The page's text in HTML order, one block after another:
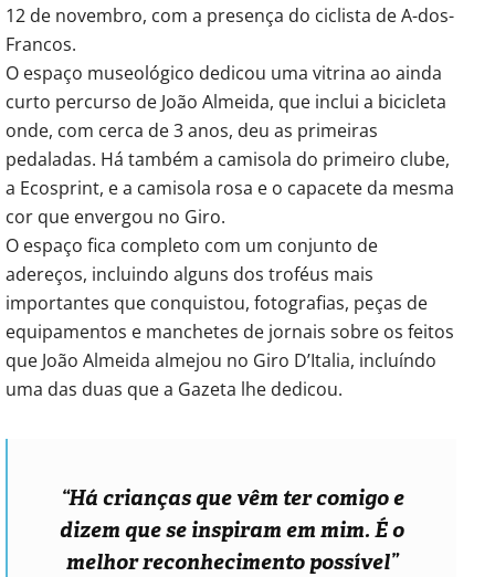
12 de novembro, com a presença do ciclista de A-dos-
Francos.
O espaço museológico dedicou uma vitrina ao ainda
curto percurso de João Almeida, que inclui a bicicleta
onde, com cerca de 3 anos, deu as primeiras
pedaladas. Há também a camisola do primeiro clube,
a Ecosprint, e a camisola rosa e o capacete da mesma
cor que envergou no Giro.
O espaço fica completo com um conjunto de
adereços, incluindo alguns dos troféus mais
importantes que conquistou, fotografias, peças de
equipamentos e manchetes de jornais sobre os feitos
que João Almeida almejou no Giro D’Italia, incluíndo
uma das duas que a Gazeta lhe dedicou.
“Há crianças que vêm ter comigo e
dizem que se inspiram em mim. É o
melhor reconhecimento possível”